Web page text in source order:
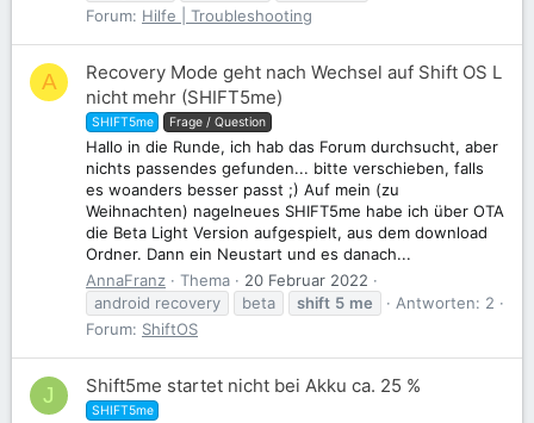
Forum: Hilfe | Troubleshooting
A
Recovery Mode geht nach Wechsel auf Shift OS L
nicht mehr (SHIFT5me)
SHIFT5me Frage / Question
Hallo in die Runde, ich hab das Forum durchsucht, aber
nichts passendes gefunden... bitte verschieben, falls
es woanders besser passt ;) Auf mein (zu
Weihnachten) nagelneues SHIFT5me habe ich über OTA
die Beta Light Version aufgespielt, aus dem download
Ordner. Dann ein Neustart und es danach...
AnnaFranz
Thema
20 Februar 2022
android recovery
beta shift 5 me
Antworten: 2
Forum: ShiftOS
J Shift5me startet nicht bei Akku ca. 25 %
SHIFT5me